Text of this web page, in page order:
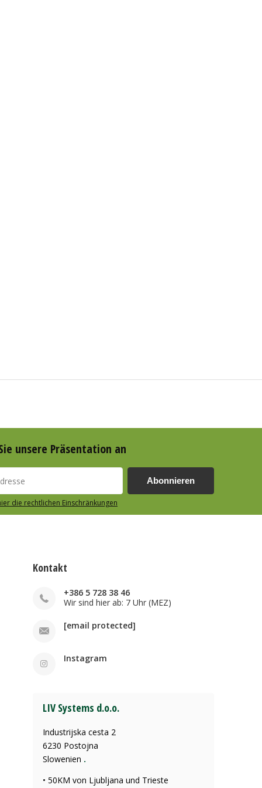
unsere Präsentation an
Abonnieren
die rechtlichen Einschränkungen
Kontakt
+386 5 728 38 46
Wir sind hier ab: 7 Uhr (MEZ)
[email protected]
Instagram
LIV Systems d.o.o.
Industrijska cesta 2
6230 Postojna
Slowenien .
• 50KM von Ljubljana und Trieste